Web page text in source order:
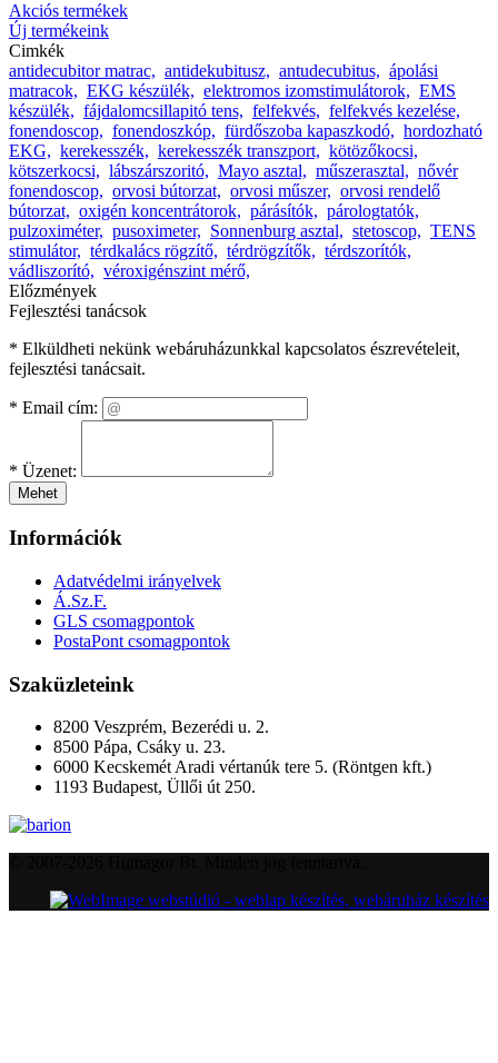
Akciós termékek
Új termékeink
Cimkék
antidecubitor matrac, antidekubitusz, antudecubitus, ápolási
matracok, EKG készülék, elektromos izomstimulátorok, EMS
készülék, fájdalomcsillapitó tens, felfekvés, felfekvés kezelése,
fonendoscop, fonendoszkóp, fürdőszoba kapaszkodó, hordozható
EKG, kerekesszék, kerekesszék transzport, kötözőkocsi,
kötszerkocsi, lábszárszoritó, Mayo asztal, műszerasztal, nővér
fonendoscop, orvosi bútorzat, orvosi műszer, orvosi rendelő
bútorzat, oxigén koncentrátorok, párásítók, párologtatók,
pulzoximéter, pusoximeter, Sonnenburg asztal, stetoscop, TENS
stimulátor, térdkalács rögzítő, térdrögzítők, térdszorítók,
vádliszorító, véroxigénszint mérő,
Előzmények
Fejlesztési tanácsok
* Elküldheti nekünk webáruházunkkal kapcsolatos észrevételeit,
fejlesztési tanácsait.
* Email cím:
* Üzenet:
Mehet
Információk
Adatvédelmi irányelvek
Á.Sz.F.
GLS csomagpontok
PostaPont csomagpontok
Szaküzleteink
8200 Veszprém, Bezerédi u. 2.
8500 Pápa, Csáky u. 23.
6000 Kecskemét Aradi vértanúk tere 5. (Röntgen kft.)
1193 Budapest, Üllői út 250.